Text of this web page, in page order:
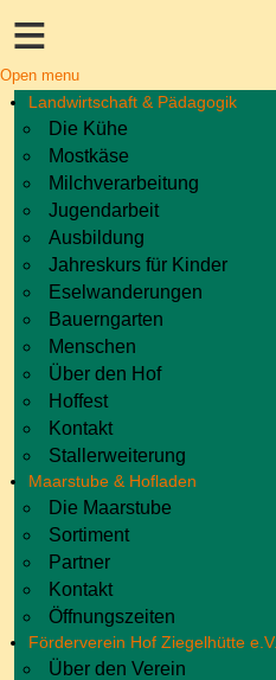
≡
Open menu
Landwirtschaft & Pädagogik
Die Kühe
Mostkäse
Milchverarbeitung
Jugendarbeit
Ausbildung
Jahreskurs für Kinder
Eselwanderungen
Bauerngarten
Menschen
Über den Hof
Hoffest
Kontakt
Stallerweiterung
Maarstube & Hofladen
Die Maarstube
Sortiment
Partner
Kontakt
Öffnungszeiten
Förderverein Hof Ziegelhütte e.V.
Über den Verein